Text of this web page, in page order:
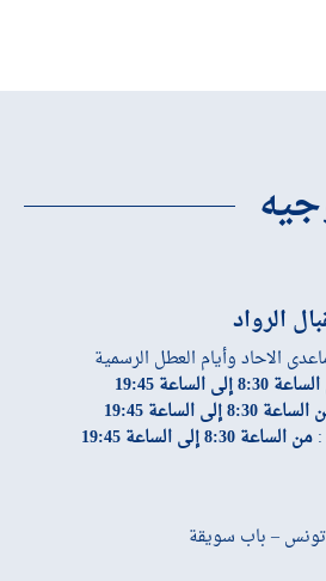
الرواد
الاحاد وأيام العطل الرسمية
إلى الساعة 19:45
8:30 إلى الساعة 19:45
من الساعة 8:30 إلى الساعة 19:45